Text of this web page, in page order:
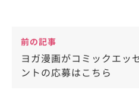
前の記事
ヨガ漫画がコミックエッ
ントの応募はこちら